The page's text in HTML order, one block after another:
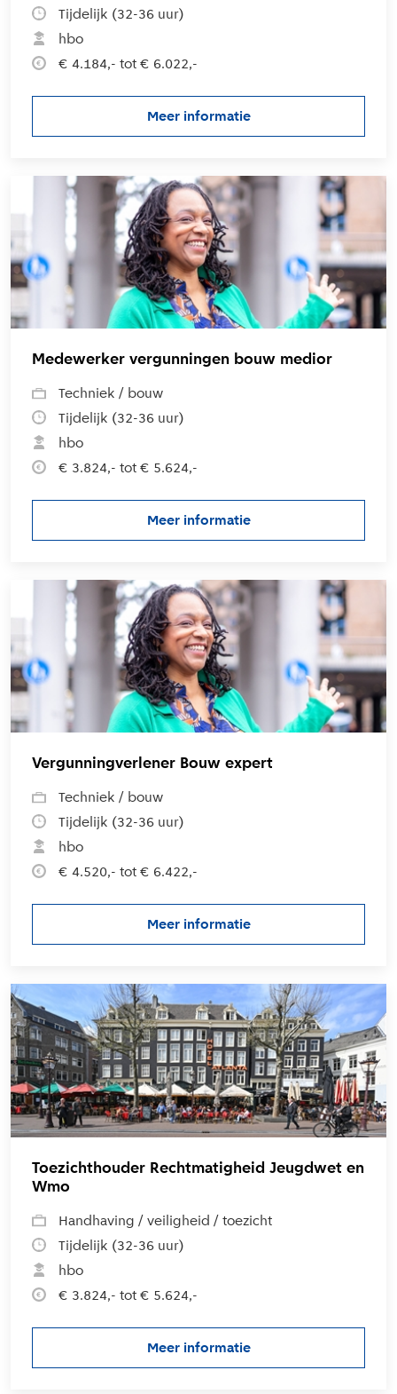
Tijdelijk (32-36 uur)
hbo
€ 4.184,- tot € 6.022,-
Meer informatie
over de vacature
Medewerker vergunningen bouw medior
Techniek / bouw
Tijdelijk (32-36 uur)
hbo
€ 3.824,- tot € 5.624,-
Meer informatie
over de vacature
Vergunningverlener Bouw expert
Techniek / bouw
Tijdelijk (32-36 uur)
hbo
€ 4.520,- tot € 6.422,-
Meer informatie
over de vacature
Toezichthouder Rechtmatigheid Jeugdwet en
Wmo
Handhaving / veiligheid / toezicht
Tijdelijk (32-36 uur)
hbo
€ 3.824,- tot € 5.624,-
Meer informatie
over de vacature